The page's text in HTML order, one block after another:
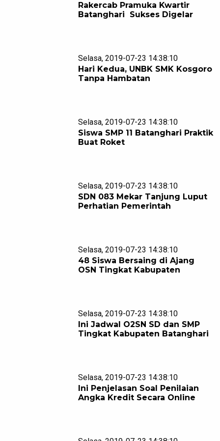
Rakercab Pramuka Kwartir
Batanghari Sukses Digelar
Selasa, 2019-07-23 14:38:10
Hari Kedua, UNBK SMK Kosgoro
Tanpa Hambatan
Selasa, 2019-07-23 14:38:10
Siswa SMP 11 Batanghari Praktik
Buat Roket
Selasa, 2019-07-23 14:38:10
SDN 083 Mekar Tanjung Luput
Perhatian Pemerintah
Selasa, 2019-07-23 14:38:10
48 Siswa Bersaing di Ajang
OSN Tingkat Kabupaten
Selasa, 2019-07-23 14:38:10
Ini Jadwal O2SN SD dan SMP
Tingkat Kabupaten Batanghari
Selasa, 2019-07-23 14:38:10
Ini Penjelasan Soal Penilaian
Angka Kredit Secara Online